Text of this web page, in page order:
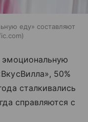
еду» составляют
эмоциональную
50%
сталкивались
справляются с